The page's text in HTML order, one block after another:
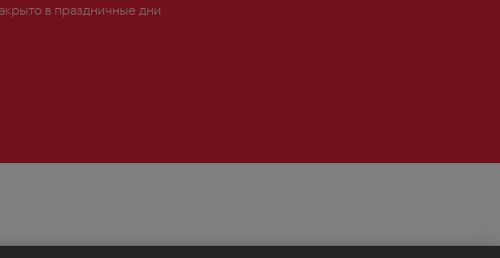
в праздничные дни